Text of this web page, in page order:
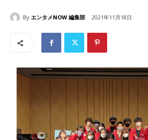
By エンタメNOW 編集部 2021年11月18日